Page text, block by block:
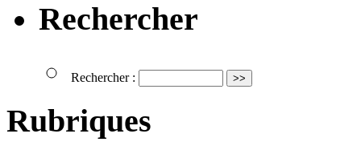
Rechercher
Rechercher :
Rubriques